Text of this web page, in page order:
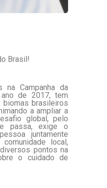
Brasil!
Campanha da
de 2017, tem
biomas brasileiros
a ampliar a
global, pelo
passa, exige o
juntamente
local,
pontos na
o cuidado de